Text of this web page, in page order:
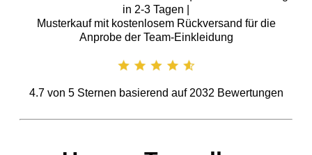
in 2-3 Tagen |
Musterkauf mit kostenlosem Rückversand für die
Anprobe der Team-Einkleidung
4.7von 5Sternen basierend auf 2032 Bewertungen